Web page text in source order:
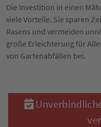
Die Investition in einen
viele Vorteile. Sie sparen
Rasens und vermeiden
große Erleichterung für
von Gartenabfällen bei.